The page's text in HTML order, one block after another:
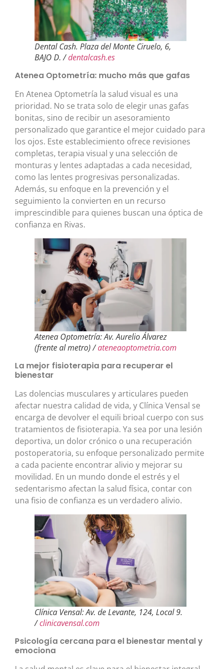
Dental Cash. Plaza del Monte Ciruelo, 6,
BAJO D. /dentalcash.es
Atenea Optometría: mucho más que gafas
En Atenea Optometría la salud visual es una
prioridad. No se trata solo de elegir unas gafas
bonitas, sino de recibir un asesoramiento
personalizado que garantice el mejor cuidado para
los ojos. Este establecimiento ofrece revisiones
completas, terapia visual y una selección de
monturas y lentes adaptadas a cada necesidad,
como las lentes progresivas personalizadas.
Además, su enfoque en la prevención y el
seguimiento la convierten en un recurso
imprescindible para quienes buscan una óptica de
confianza en Rivas.
Atenea Optometría: Av. Aurelio Álvarez
(frente al metro) /ateneaoptometria.com
La mejor fisioterapia para recuperar el
bienestar
Las dolencias musculares y articulares pueden
afectar nuestra calidad de vida, y Clínica Vensal se
encarga de devolver el equili brioal cuerpo con sus
tratamientos de fisioterapia. Ya sea por una lesión
deportiva, un dolor crónico o una recuperación
postoperatoria, su enfoque personalizado permite
a cada paciente encontrar alivio y mejorar su
movilidad. En un mundo donde el estrés y el
sedentarismo afectan la salud física, contar con
una fisio de confianza es un verdadero alivio.
Clínica Vensal: Av. de Levante, 124, Local 9.
/clinicavensal.com
Psicología cercana para el bienestar mental y
emociona